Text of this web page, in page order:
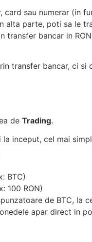
card sau numerar (in
alta parte, poti sa le
transfer bancar in
transfer bancar, ci si
de Trading.
la inceput, cel mai
BTC)
100 RON)
de BTC, la
apar direct in